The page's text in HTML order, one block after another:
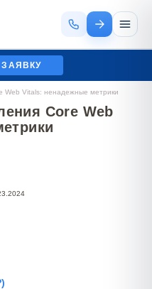
Web Vitals: ненадежные метрики
Core Web